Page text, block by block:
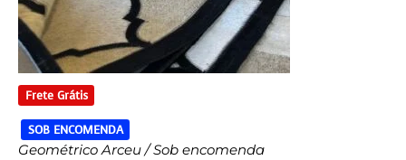
Frete Grátis
SOB ENCOMENDA
Geométrico Arceu / Sob encomenda